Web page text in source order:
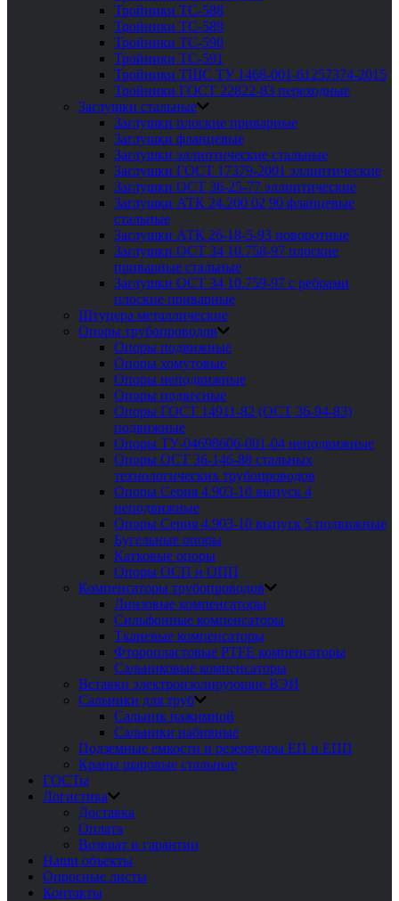
Тройники ТС-588
Тройники ТС-589
Тройники ТС-590
Тройники ТС-591
Тройники ТШС ТУ 1468-001-61257374-2015
Тройники ГОСТ 22822-83 переходные
Заглушки стальные
Заглушки плоские приварные
Заглушки фланцевые
Заглушки эллиптические стальные
Заглушки ГОСТ 17379-2001 эллиптические
Заглушки ОСТ 36-25-77 эллиптические
Заглушки АТК 24.200 02 90 фланцевые
стальные
Заглушки АТК 26-18-5-93 поворотные
Заглушки ОСТ 34 10.758-97 плоские
приварные стальные
Заглушки ОСТ 34 10.759-97 с ребрами
плоские приварные
Штуцера металлические
Опоры трубопроводов
Опоры подвижные
Опоры хомутовые
Опоры неподвижные
Опоры подвесные
Опоры ГОСТ 14911-82 (ОСТ 36-94-83)
подвижные
Опоры ТУ-04698606-001-04 неподвижные
Опоры ОСТ 36-146-88 стальных
технологических трубопроводов
Опоры Серия 4.903-10 выпуск 4
неподвижные
Опоры Серия 4.903-10 выпуск 5 подвижные
Бугельные опоры
Катковые опоры
Опоры ОСП и ОПП
Компенсаторы трубопроводов
Линзовые компенсаторы
Сильфонные компенсаторы
Тканевые компенсаторы
Фторопластовые PTFE компенсаторы
Сальниковые компенсаторы
Вставки электроизолирующие ВЭИ
Сальники для труб
Сальник нажимной
Сальники набивные
Подземные емкости и резервуары ЕП и ЕПП
Краны шаровые стальные
ГОСТы
Логистика
Доставка
Оплата
Возврат и гарантии
Наши объекты
Опросные листы
Контакты